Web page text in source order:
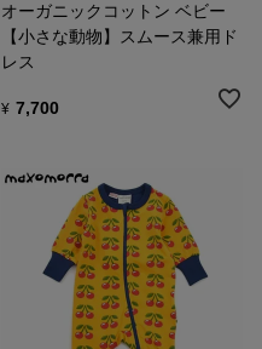
オーガニックコットン ベビー
【小さな動物】スムース兼用ド
レス
¥ 7,700